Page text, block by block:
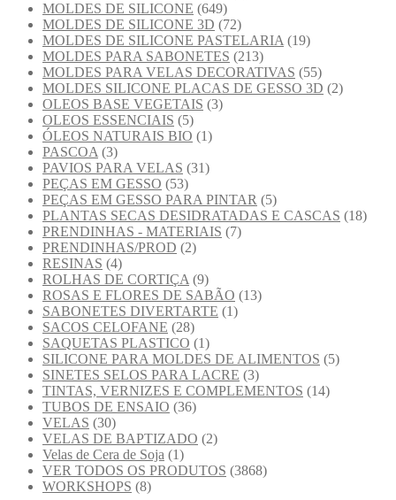
MOLDES DE SILICONE (649)
MOLDES DE SILICONE 3D (72)
MOLDES DE SILICONE PASTELARIA (19)
MOLDES PARA SABONETES (213)
MOLDES PARA VELAS DECORATIVAS (55)
MOLDES SILICONE PLACAS DE GESSO 3D (2)
OLEOS BASE VEGETAIS (3)
OLEOS ESSENCIAIS (5)
ÓLEOS NATURAIS BIO (1)
PASCOA (3)
PAVIOS PARA VELAS (31)
PEÇAS EM GESSO (53)
PEÇAS EM GESSO PARA PINTAR (5)
PLANTAS SECAS DESIDRATADAS E CASCAS (18)
PRENDINHAS - MATERIAIS (7)
PRENDINHAS/PROD (2)
RESINAS (4)
ROLHAS DE CORTIÇA (9)
ROSAS E FLORES DE SABÃO (13)
SABONETES DIVERTARTE (1)
SACOS CELOFANE (28)
SAQUETAS PLASTICO (1)
SILICONE PARA MOLDES DE ALIMENTOS (5)
SINETES SELOS PARA LACRE (3)
TINTAS, VERNIZES E COMPLEMENTOS (14)
TUBOS DE ENSAIO (36)
VELAS (30)
VELAS DE BAPTIZADO (2)
Velas de Cera de Soja (1)
VER TODOS OS PRODUTOS (3868)
WORKSHOPS (8)